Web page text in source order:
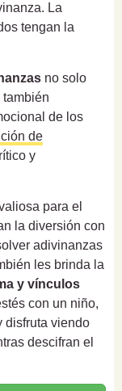
La
tengan la
no solo
de los
de
y
para el
la diversión con
adivinanzas
les brinda la
y vínculos
con un niño,
disfruta viendo
descifran el